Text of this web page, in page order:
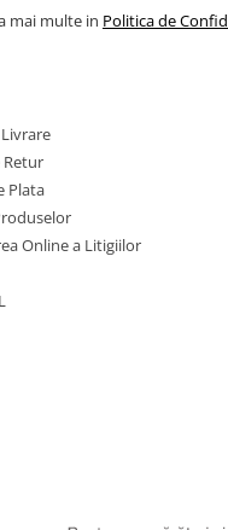
mai multe in Politica de
Retur
Plata
Online a Litigiilor